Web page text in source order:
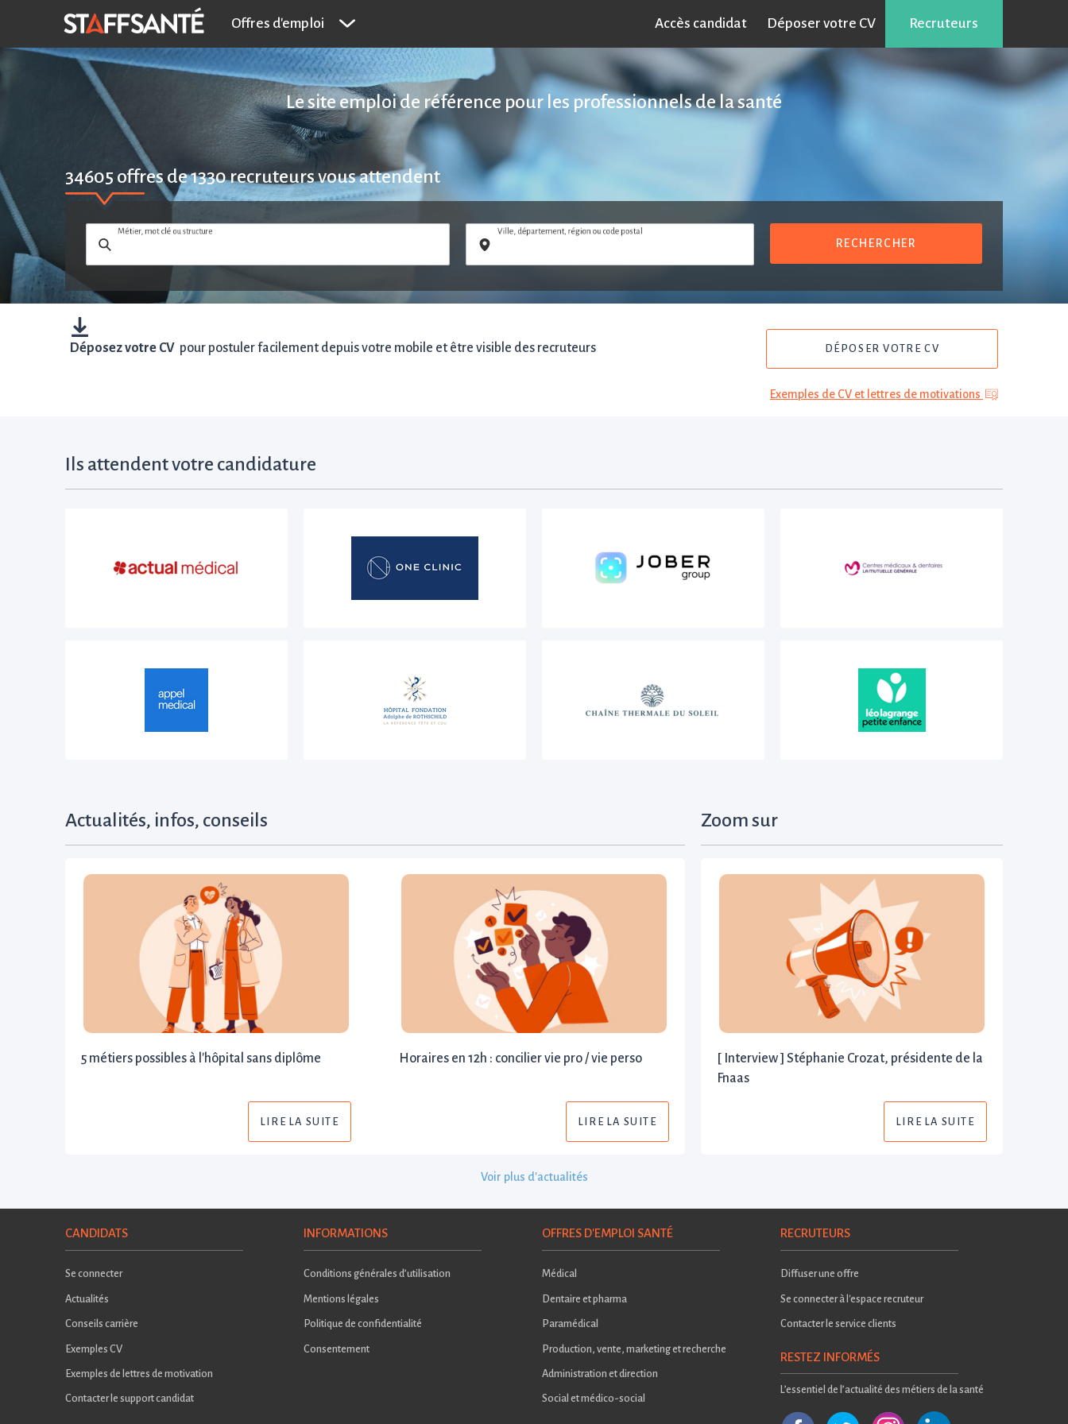
Offres d'emploi Accès candidat Déposer votre CV Recruteurs
Le site emploi de référence pour les professionnels de la santé
34605 offres de1330recruteurs vous attendent
Métier, mot clé ou structure Ville, département, région ou code postal
RECHERCHER
Déposez votre CV pour postuler facilement depuis votre mobile et être visible des recruteurs DÉPOSER VOTRE CV
Exemples de CV et lettres de motivations
Ils attendent votre candidature
Actualités, infos, conseils
5 métiers possibles à l'hôpital sans diplôme
LIRE LA SUITE
Horaires en 12h : concilier vie pro / vie perso
LIRE LA SUITE
Zoom sur
[ Interview ] Stéphanie Crozat, présidente de la
Fnaas
LIRE LA SUITE
Voir plus d'actualités
CANDIDATS
Se connecter
Actualités
Conseils carrière
Exemples CV
Exemples de lettres de motivation
Contacter le support candidat
INFORMATIONS
Conditions générales d’utilisation
Mentions légales
Politique de confidentialité
Consentement
OFFRES D'EMPLOI SANTÉ
Médical
Dentaire et pharma
Paramédical
Production, vente, marketing et recherche
Administration et direction
Social et médico-social
RECRUTEURS
Diffuser une offre
Se connecter à l'espace recruteur
Contacter le service clients
RESTEZ INFORMÉS
L’essentiel de l’actualité des métiers de la santé